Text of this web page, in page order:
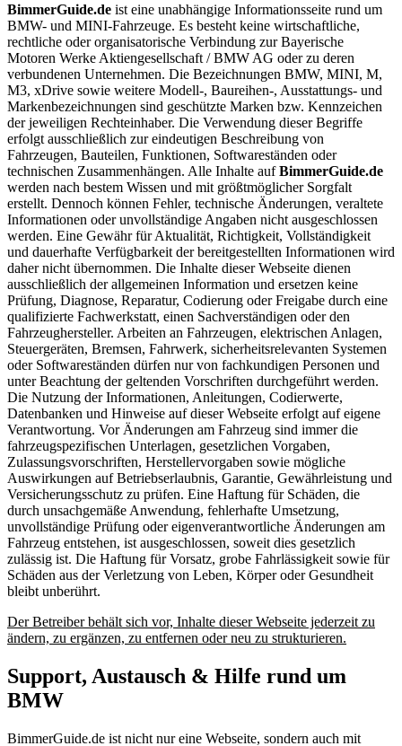
BimmerGuide.de ist eine unabhängige Informationsseite rund um
BMW- und MINI-Fahrzeuge. Es besteht keine wirtschaftliche,
rechtliche oder organisatorische Verbindung zur Bayerische
Motoren Werke Aktiengesellschaft / BMW AG oder zu deren
verbundenen Unternehmen. Die Bezeichnungen BMW, MINI, M,
M3, xDrive sowie weitere Modell-, Baureihen-, Ausstattungs- und
Markenbezeichnungen sind geschützte Marken bzw. Kennzeichen
der jeweiligen Rechteinhaber. Die Verwendung dieser Begriffe
erfolgt ausschließlich zur eindeutigen Beschreibung von
Fahrzeugen, Bauteilen, Funktionen, Softwareständen oder
technischen Zusammenhängen. Alle Inhalte aufBimmerGuide.de
werden nach bestem Wissen und mit größtmöglicher Sorgfalt
erstellt. Dennoch können Fehler, technische Änderungen, veraltete
Informationen oder unvollständige Angaben nicht ausgeschlossen
werden. Eine Gewähr für Aktualität, Richtigkeit, Vollständigkeit
und dauerhafte Verfügbarkeit der bereitgestellten Informationen wird
daher nicht übernommen. Die Inhalte dieser Webseite dienen
ausschließlich der allgemeinen Information und ersetzen keine
Prüfung, Diagnose, Reparatur, Codierung oder Freigabe durch eine
qualifizierte Fachwerkstatt, einen Sachverständigen oder den
Fahrzeughersteller. Arbeiten an Fahrzeugen, elektrischen Anlagen,
Steuergeräten, Bremsen, Fahrwerk, sicherheitsrelevanten Systemen
oder Softwareständen dürfen nur von fachkundigen Personen und
unter Beachtung der geltenden Vorschriften durchgeführt werden.
Die Nutzung der Informationen, Anleitungen, Codierwerte,
Datenbanken und Hinweise auf dieser Webseite erfolgt auf eigene
Verantwortung. Vor Änderungen am Fahrzeug sind immer die
fahrzeugspezifischen Unterlagen, gesetzlichen Vorgaben,
Zulassungsvorschriften, Herstellervorgaben sowie mögliche
Auswirkungen auf Betriebserlaubnis, Garantie, Gewährleistung und
Versicherungsschutz zu prüfen. Eine Haftung für Schäden, die
durch unsachgemäße Anwendung, fehlerhafte Umsetzung,
unvollständige Prüfung oder eigenverantwortliche Änderungen am
Fahrzeug entstehen, ist ausgeschlossen, soweit dies gesetzlich
zulässig ist. Die Haftung für Vorsatz, grobe Fahrlässigkeit sowie für
Schäden aus der Verletzung von Leben, Körper oder Gesundheit
bleibt unberührt.
Der Betreiber behält sich vor, Inhalte dieser Webseite jederzeit zu
ändern, zu ergänzen, zu entfernen oder neu zu strukturieren.
Support, Austausch & Hilfe rund um
BMW
BimmerGuide.de ist nicht nur eine Webseite, sondern auch mit